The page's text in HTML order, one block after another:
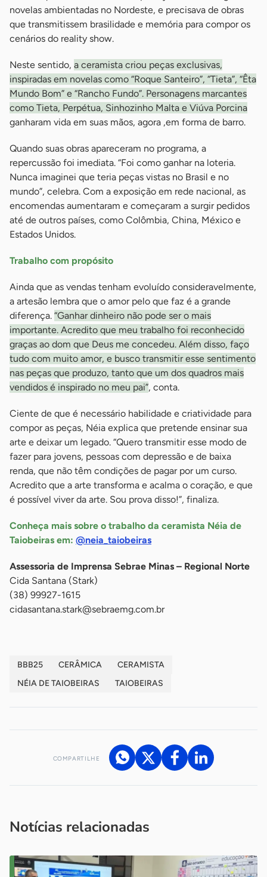
novelas ambientadas no Nordeste, e precisava de obras
que transmitissem brasilidade e memória para compor os
cenários do reality show.
Neste sentido, a ceramista criou peças exclusivas,
inspiradas em novelas como “Roque Santeiro”, “Tieta”, “Êta
Mundo Bom” e “Rancho Fundo”. Personagens marcantes
como Tieta, Perpétua, Sinhozinho Malta e Viúva Porcina
ganharam vida em suas mãos, agora ,em forma de barro.
Quando suas obras apareceram no programa, a
repercussão foi imediata. “Foi como ganhar na loteria.
Nunca imaginei que teria peças vistas no Brasil e no
mundo”, celebra. Com a exposição em rede nacional, as
encomendas aumentaram e começaram a surgir pedidos
até de outros países, como Colômbia, China, México e
Estados Unidos.
Trabalho com propósito
Ainda que as vendas tenham evoluído consideravelmente,
a artesão lembra que o amor pelo que faz é a grande
diferença. “Ganhar dinheiro não pode ser o mais
importante. Acredito que meu trabalho foi reconhecido
graças ao dom que Deus me concedeu. Além disso, faço
tudo com muito amor, e busco transmitir esse sentimento
nas peças que produzo, tanto que um dos quadros mais
vendidos é inspirado no meu pai”, conta.
Ciente de que é necessário habilidade e criatividade para
compor as peças, Néia explica que pretende ensinar sua
arte e deixar um legado. “Quero transmitir esse modo de
fazer para jovens, pessoas com depressão e de baixa
renda, que não têm condições de pagar por um curso.
Acredito que a arte transforma e acalma o coração, e que
é possível viver da arte. Sou prova disso!”, finaliza.
Conheça mais sobre o trabalho da ceramista Néia de
Taiobeiras em: @neia_taiobeiras
Assessoria de Imprensa Sebrae Minas – Regional Norte
Cida Santana (Stark)
(38) 99927-1615
cidasantana.stark@sebraemg.com.br
BBB25 CERÂMICA
CERAMISTA
NÉIA DE TAIOBEIRAS
TAIOBEIRAS
COMPARTILHE
Notícias relacionadas